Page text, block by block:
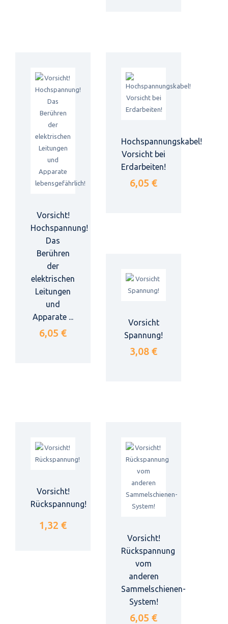
Vorsicht!
Hochspannung!
Das
Berühren
der
elektrischen
Leitungen
und
Apparate ...
6,05 €
Hochspannungskabel!
Vorsicht bei
Erdarbeiten!
6,05 €
Vorsicht
Spannung!
3,08 €
Vorsicht!
Rückspannung!
1,32 €
Vorsicht!
Rückspannung
vom
anderen
Sammelschienen-
System!
6,05 €